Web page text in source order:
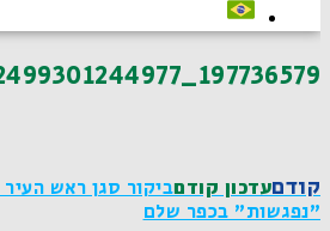
197736579_1822499301244977_2981097992041372577_n
קודםעדכון קודםביקור סגן ראש העיר
"נפגשות" בכפר שלם